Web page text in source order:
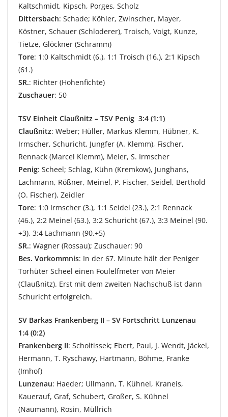
Kaltschmidt, Kipsch, Porges, Scholz
Dittersbach: Schade; Köhler, Zwinscher, Mayer,
Köstner, Schauer (Schloderer), Troisch, Voigt, Kunze,
Tietze, Glöckner (Schramm)
Tore: 1:0 Kaltschmidt (6.), 1:1 Troisch (16.), 2:1 Kipsch
(61.)
SR.: Richter (Hohenfichte)
Zuschauer: 50
TSV Einheit Claußnitz – TSV Penig 3:4 (1:1)
Claußnitz: Weber; Hüller, Markus Klemm, Hübner, K.
Irmscher, Schuricht, Jungfer (A. Klemm), Fischer,
Rennack (Marcel Klemm), Meier, S. Irmscher
Penig: Scheel; Schlag, Kühn (Kremkow), Junghans,
Lachmann, Rößner, Meinel, P. Fischer, Seidel, Berthold
(O. Fischer), Zeidler
Tore: 1:0 Irmscher (3.), 1:1 Seidel (23.), 2:1 Rennack
(46.), 2:2 Meinel (63.), 3:2 Schuricht (67.), 3:3 Meinel (90.
+3), 3:4 Lachmann (90.+5)
SR.: Wagner (Rossau); Zuschauer: 90
Bes. Vorkommnis: In der 67. Minute hält der Peniger
Torhüter Scheel einen Foulelfmeter von Meier
(Claußnitz). Erst mit dem zweiten Nachschuß ist dann
Schuricht erfolgreich.
SV Barkas Frankenberg II – SV Fortschritt Lunzenau
1:4 (0:2)
Frankenberg II: Scholtissek; Ebert, Paul, J. Wendt, Jäckel,
Hermann, T. Ryschawy, Hartmann, Böhme, Franke
(Imhof)
Lunzenau: Haeder; Ullmann, T. Kühnel, Kraneis,
Kauerauf, Graf, Schubert, Großer, S. Kühnel
(Naumann), Rosin, Müllrich